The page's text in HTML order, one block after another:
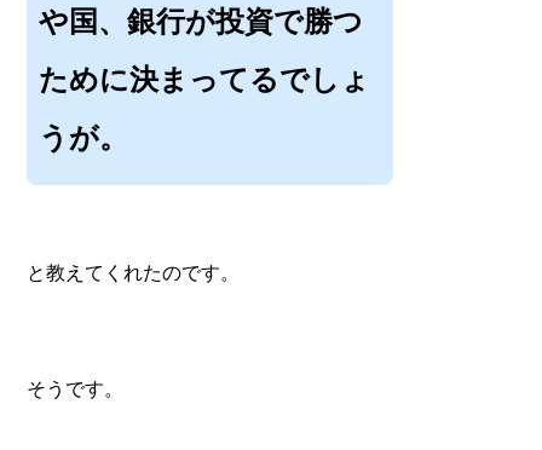
や国、銀行が投資で勝つ
ために決まってるでしょ
うが。
と教えてくれたのです。
そうです。